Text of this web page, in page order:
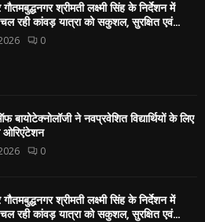
श्रीमती लक्ष्मी सिंह के निर्देशन में
रही कांवड़ यात्रा को सकुशल, सुरक्षित एवं...
0
ने नवप्रवेशित विद्यार्थियों के लिए
ओरिएंटेशन
0
श्रीमती लक्ष्मी सिंह के निर्देशन में
रही कांवड़ यात्रा को सकुशल, सुरक्षित एवं...